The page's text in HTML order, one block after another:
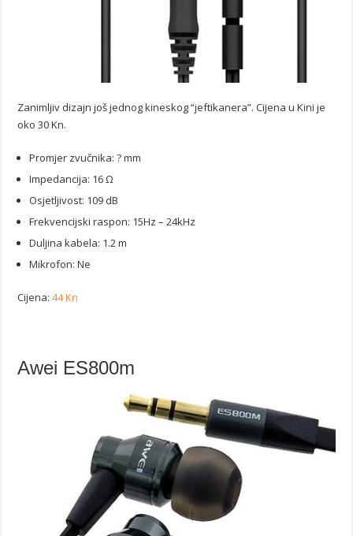
Zanimljiv dizajn još jednog kineskog “jeftikanera”. Cijena u Kini je
oko 30 Kn.
Promjer zvučnika: ? mm
Impedancija: 16 Ω
Osjetljivost: 109 dB
Frekvencijski raspon: 15Hz – 24kHz
Duljina kabela: 1.2 m
Mikrofon: Ne
Cijena:44 Kn
Awei ES800m